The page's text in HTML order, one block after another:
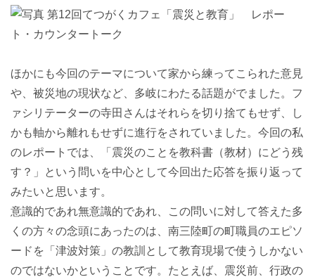
ほかにも今回のテーマについて家から練ってこられた意見
や、被災地の現状など、多岐にわたる話題がでました。フ
ァシリテーターの寺田さんはそれらを切り捨てもせず、し
かも軸から離れもせずに進行をされていました。今回の私
のレポートでは、「震災のことを教科書（教材）にどう残
す？」という問いを中心として今回出た応答を振り返って
みたいと思います。
意識的であれ無意識的であれ、この問いに対して答えた多
くの方々の念頭にあったのは、南三陸町の町職員のエピソ
ードを「津波対策」の教訓として教育現場で使うしかない
のではないかということです。たとえば、震災前、行政の